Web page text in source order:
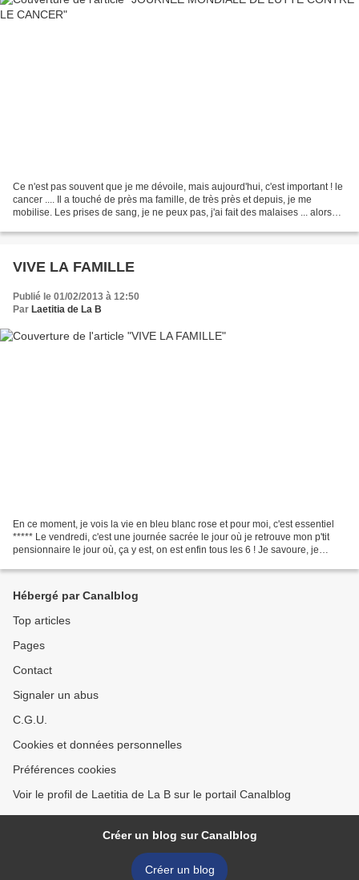
Ce n'est pas souvent que je me dévoile, mais aujourd'hui, c'est important ! le
cancer .... Il a touché de près ma famille, de très près et depuis, je me
mobilise. Les prises de sang, je ne peux pas, j'ai fait des malaises ... alors
VIVE LA FAMILLE
Publié le 01/02/2013 à 12:50
Par Laetitia de La B
En ce moment, je vois la vie en bleu blanc rose et pour moi, c'est essentiel
***** Le vendredi, c'est une journée sacrée le jour où je retrouve mon p'tit
pensionnaire le jour où, ça y est, on est enfin tous les 6 ! Je savoure, je
Hébergé par Canalblog
Top articles
Pages
Contact
Signaler un abus
C.G.U.
Cookies et données personnelles
Préférences cookies
Voir le profil de Laetitia de La B sur le portail Canalblog
Créer un blog sur Canalblog
Créer un blog